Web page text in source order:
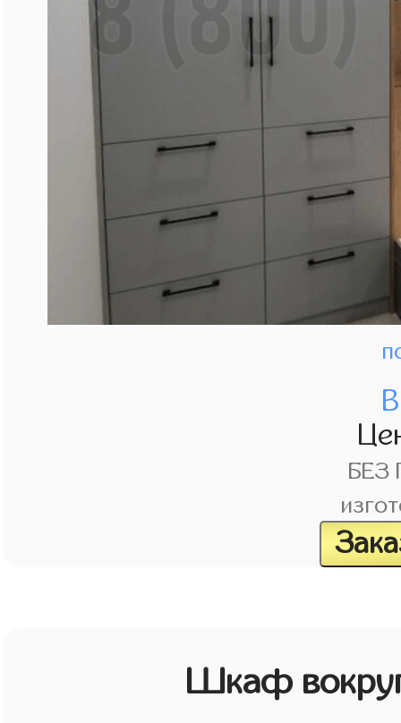
БЕЗ
Шкаф вокруг